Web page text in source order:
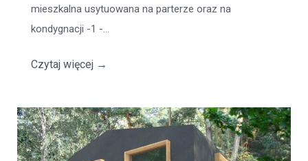
mieszkalna usytuowana na parterze oraz na
kondygnacji -1 -...
Czytaj więcej →